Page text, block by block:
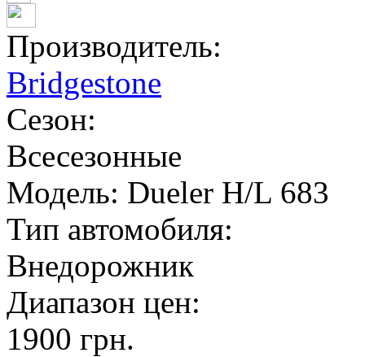
Производитель:
Bridgestone
Сезон:
Всесезонные
Модель: Dueler H/L 683
Тип автомобиля:
Внедорожник
Диапазон цен:
1900 грн.